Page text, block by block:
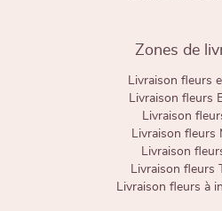
Zones de
Livraison fleurs
Livraison fleurs
Livraison
Livraison fleurs
Livraison
Livraison fleurs
Livraison fleurs à